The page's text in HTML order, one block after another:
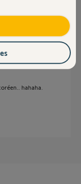
taille ne ma..... porté
hahaha.